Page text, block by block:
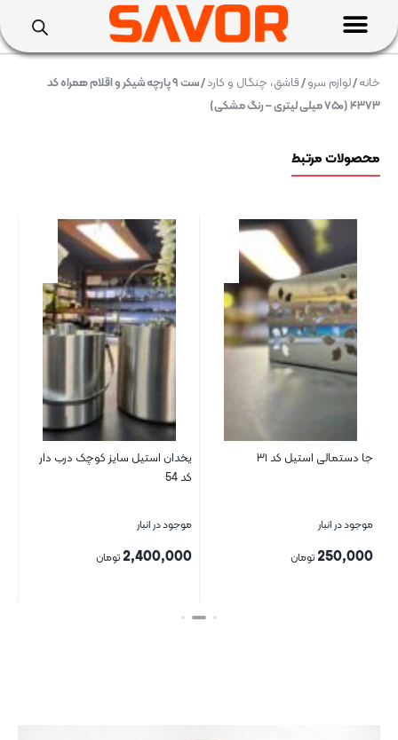
خانه/لوازم سرو/قاشق، چنگال و کارد
/ ست ۹ پارچه شیکر و اقلام همراه کد
۴۳۷۳ (۷۵۰ میلی لیتری – رنگ مشکی)
محصولات مرتبط
جا دستمالی استیل کد ۳۱
موجود در انبار
250,000 تومان
یخدان استیل سایز کوچک درب دار
کد 54
موجود در انبار
2,400,000 تومان
بستن